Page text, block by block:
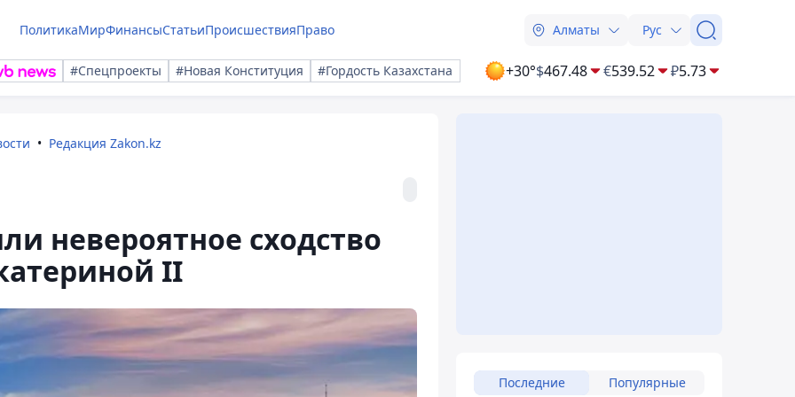
ПолитикаМирФинансыСтатьиПроисшествияПраво Алматы Рус
#Спецпроекты #Новая Конституция #Гордость Казахстана +30°$467.48 €539.52 ₽5.73
Редакция Zakon.kz
невероятное сходство
II
Последние Популярные